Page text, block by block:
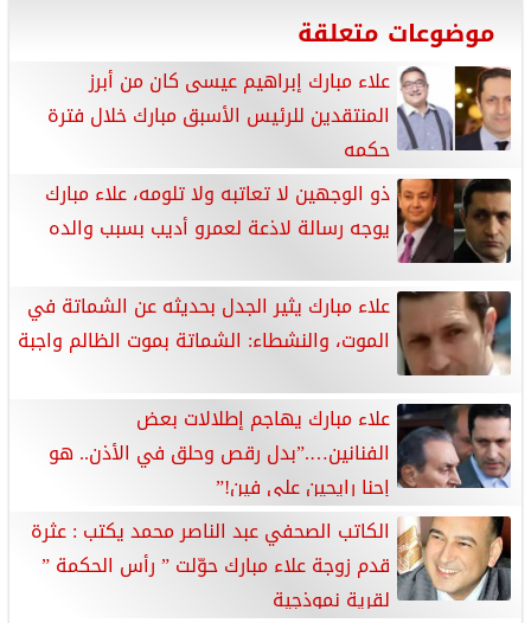
موضوعات متعلقة
علاء مبارك إبراهيم عيسى كان من أبرز
المنتقدين للرئيس الأسبق مبارك خلال فترة
حكمه
ذو الوجهين لا تعاتبه ولا تلومه، علاء مبارك
يوجه رسالة لاذعة لعمرو أديب بسبب والده
علاء مبارك يثير الجدل بحديثه عن الشماتة في
الموت، والنشطاء: الشماتة بموت الظالم واجبة
علاء مبارك يهاجم إطلالات بعض
الفنانين….”بدل رقص وحلق في الأذن.. هو
إحنا رايحين على فين!”
الكاتب الصحفي عبد الناصر محمد يكتب : عثرة
قدم زوجة علاء مبارك حوّلت ” رأس الحكمة ”
لقرية نموذجية